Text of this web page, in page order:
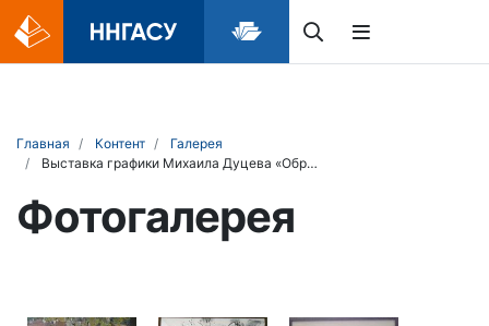
Главная Контент
Галерея
Выставка графики Михаила Дуцева «Образ города»
Фотогалерея